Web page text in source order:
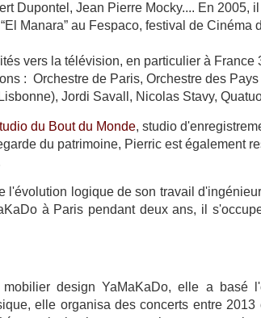
Dupontel, Jean Pierre Mocky.... En 2005,
Manara” au Fespaco, festival de Cinéma
vers la télévision, en particulier à
: Orchestre de Paris, Orchestre des
Jordi Savall, Nicolas Stavy,
du Bout du Monde, studio
du patrimoine, Pierric est également
l'évolution logique de son travail
à Paris pendant deux ans, il
design YaMaKaDo, elle a basé
elle organisa des concerts entre